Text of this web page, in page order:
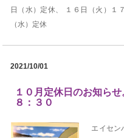
日（水）定休、 １６日（火）１
（水）定休
2021/10/01
１０月定休日のお知ら
８：３０
エイセン